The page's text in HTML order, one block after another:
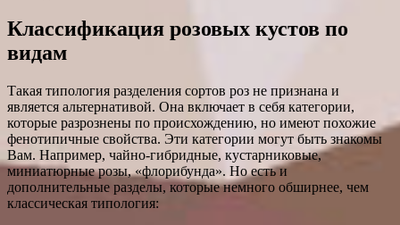
Классификация розовых кустов по
видам
Такая типология разделения сортов роз не признана и
является альтернативой. Она включает в себя категории,
которые разрознены по происхождению, но имеют похожие
фенотипичные свойства. Эти категории могут быть знакомы
Вам. Например, чайно-гибридные, кустарниковые,
миниатюрные розы, «флорибунда». Но есть и
дополнительные разделы, которые немного обширнее, чем
классическая типология: